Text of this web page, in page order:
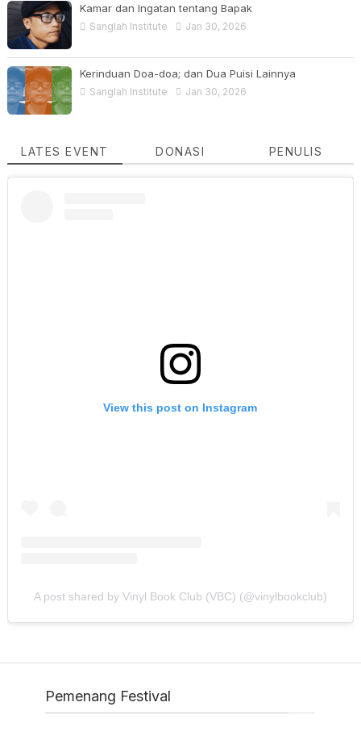
Kamar dan Ingatan tentang Bapak
Sanglah Institute Jan 30, 2026
Kerinduan Doa-doa; dan Dua Puisi Lainnya
Sanglah Institute Jan 30, 2026
LATES EVENT DONASI PENULIS
View this post on Instagram
A post shared by Vinyl Book Club (VBC) (@vinylbookclub)
Pemenang Festival